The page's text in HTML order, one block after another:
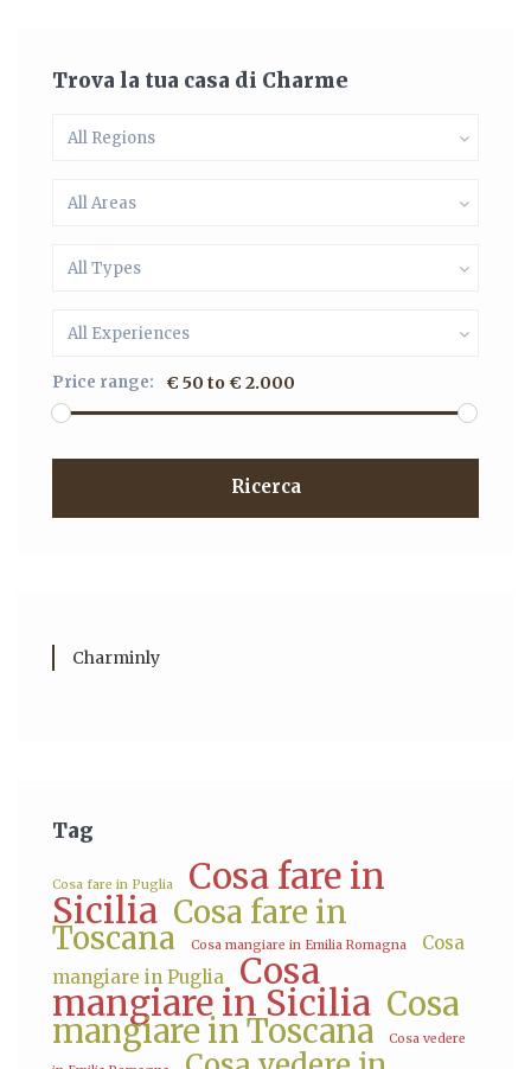
Trova la tua casa di Charme
All Regions
All Areas
All Types
All Experiences
Price range: € 50 to € 2.000
Ricerca
Charminly
Tag
Cosa fare in Puglia Cosa fare in
Sicilia Cosa fare in
Toscana Cosa mangiare in Emilia Romagna
Cosa
mangiare in Puglia
Cosa
mangiare in Sicilia Cosa
mangiare in Toscana Cosa vedere